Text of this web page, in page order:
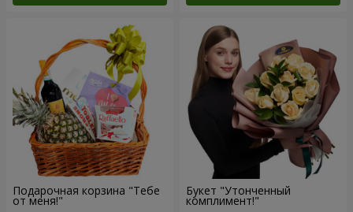
Подарочная корзина "Тебе
от меня!"
Букет "Утонченный
комплимент!"